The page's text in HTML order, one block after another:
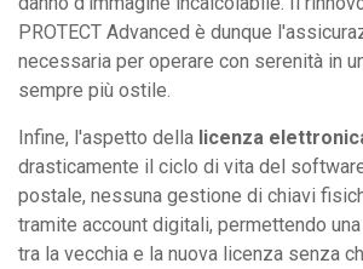
PROTECT Advanced è dunque
necessaria per operare con serenità in
sempre più ostile.
Infine, l'aspetto della licenza
drasticamente il ciclo di vita del
postale, nessuna gestione di chiavi
tramite account digitali, permettendo
tra la vecchia e la nuova licenza senza